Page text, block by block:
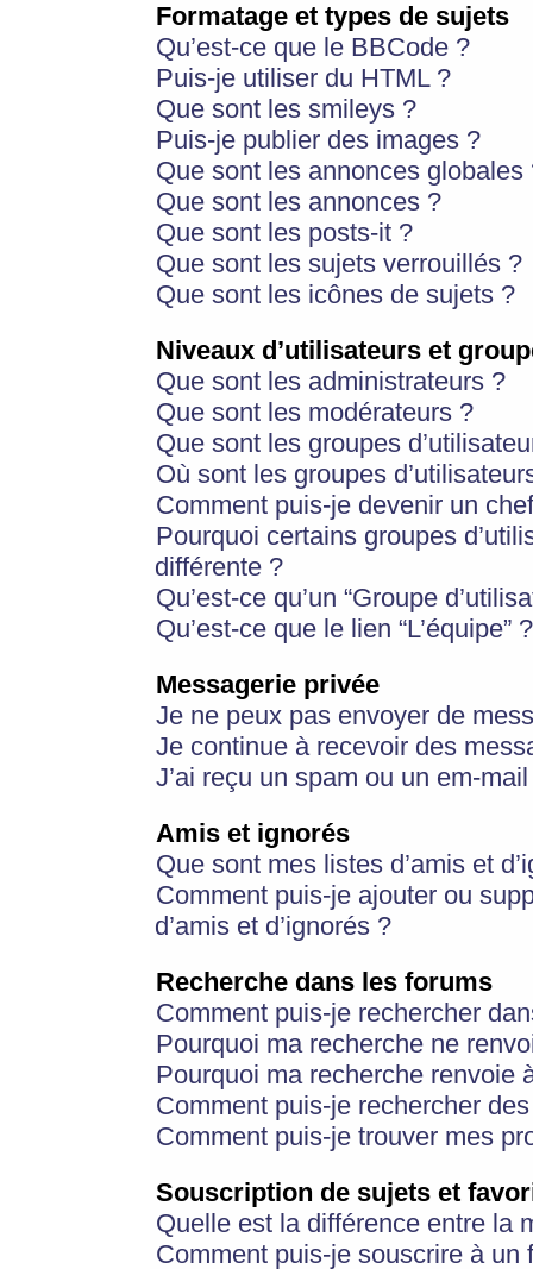
Formatage et types de sujets
Qu’est-ce que le BBCode ?
Puis-je utiliser du HTML ?
Que sont les smileys ?
Puis-je publier des images ?
Que sont les annonces globales
Que sont les annonces ?
Que sont les posts-it ?
Que sont les sujets verrouillés ?
Que sont les icônes de sujets ?
Niveaux d’utilisateurs et
Que sont les administrateurs ?
Que sont les modérateurs ?
Que sont les groupes
Où sont les groupes
Comment puis-je devenir un
Pourquoi certains groupes
différente ?
Qu’est-ce qu’un “Groupe
Qu’est-ce que le lien “L’équipe” ?
Messagerie privée
Je ne peux pas envoyer de
Je continue à recevoir des
J’ai reçu un spam ou un em-
Amis et ignorés
Que sont mes listes d’amis et
Comment puis-je ajouter ou
d’amis et d’ignorés ?
Recherche dans les forums
Comment puis-je rechercher
Pourquoi ma recherche ne
Pourquoi ma recherche renvoie
Comment puis-je rechercher
Comment puis-je trouver mes
Souscription de sujets et
Quelle est la différence entre la
Comment puis-je souscrire à